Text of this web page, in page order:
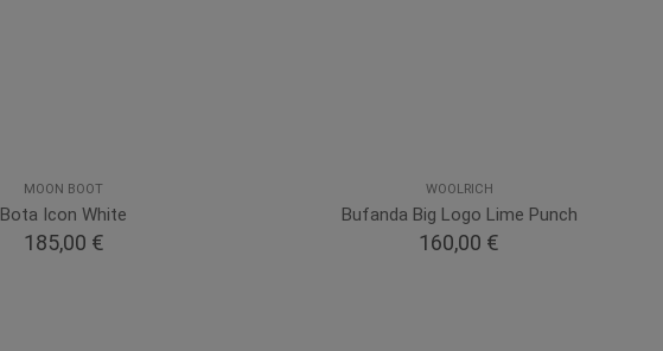
MOON BOOT
Bota Icon White
185,00 €
WOOLRICH
Bufanda Big Logo Lime Punch
160,00 €